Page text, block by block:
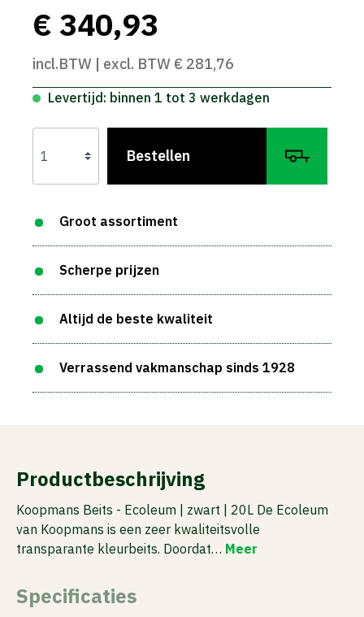
€ 340,93
incl.BTW | excl. BTW € 281,76
Levertijd: binnen 1 tot 3 werkdagen
Bestellen
Groot assortiment
Scherpe prijzen
Altijd de beste kwaliteit
Verrassend vakmanschap sinds 1928
Productbeschrijving
Koopmans Beits - Ecoleum | zwart | 20L De Ecoleum
van Koopmans is een zeer kwaliteitsvolle
transparante kleurbeits. Doordat… Meer
Specificaties